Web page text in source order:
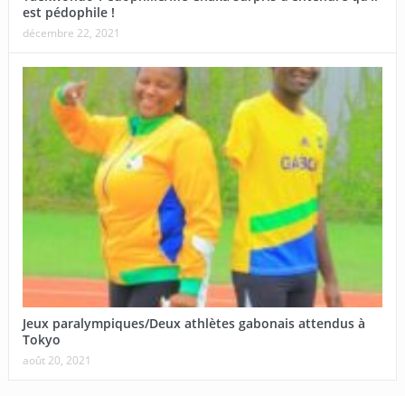
est pédophile !
décembre 22, 2021
Jeux paralympiques/Deux athlètes gabonais attendus à
Tokyo
août 20, 2021